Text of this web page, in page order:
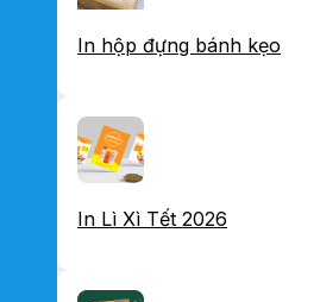
In hộp đựng bánh kẹo
In Lì Xì Tết 2026